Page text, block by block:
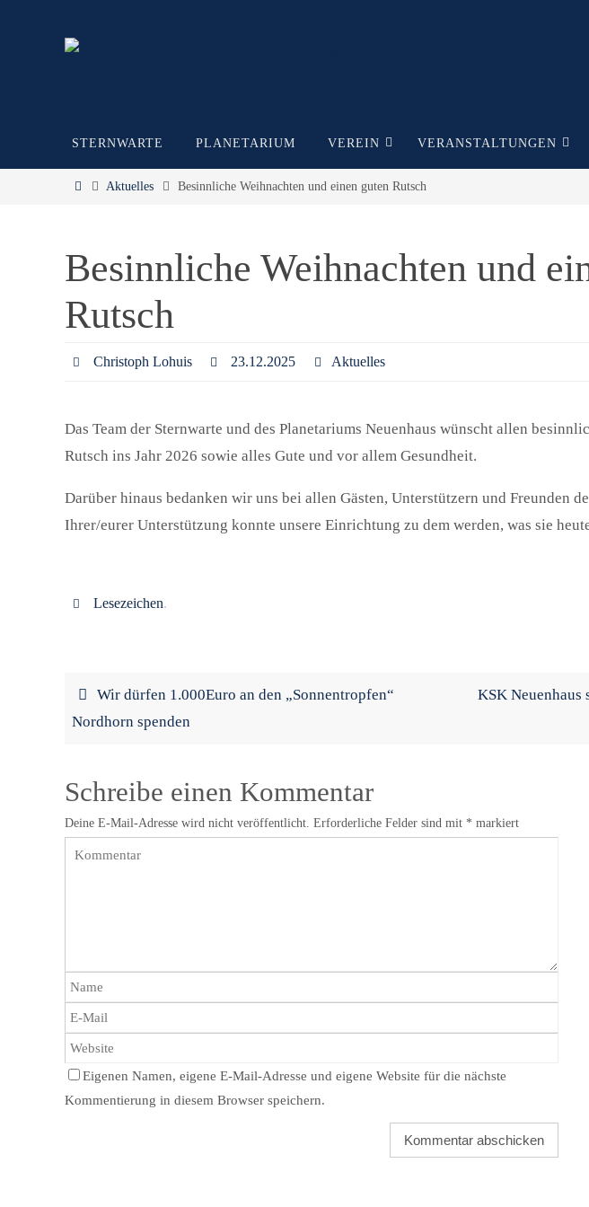
STERNWARTE PLANETARIUM VEREIN VERANSTALTUNGEN
StartAktuelles Besinnliche Weihnachten und einen guten Rutsch
Besinnliche Weihnachten und
Rutsch
Christoph Lohuis 23.12.2025 Aktuelles
Das Team der Sternwarte und des Planetariums Neuenhaus wünscht allen
Rutsch ins Jahr 2026 sowie alles Gute und vor allem Gesundheit.
Darüber hinaus bedanken wir uns bei allen Gästen, Unterstützern und Freunden
Ihrer/eurer Unterstützung konnte unsere Einrichtung zu dem werden, was sie
Lesezeichen.
Wir dürfen 1.000Euro an den „Sonnentropfen“
Nordhorn spenden
KSK Neuenhaus
Schreibe einen Kommentar
Deine E-Mail-Adresse wird nicht veröffentlicht. Erforderliche Felder sind mit * markiert
Eigenen Namen, eigene E-Mail-Adresse und eigene Website für die nächste
Kommentierung in diesem Browser speichern.